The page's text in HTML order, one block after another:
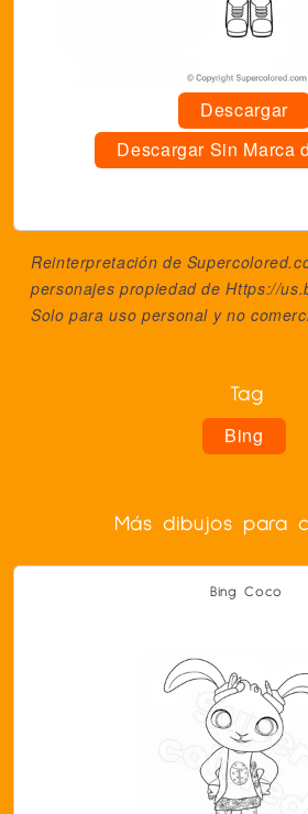
Descargar
Descargar Sin Marca
Reinterpretación de
personajes propiedad deHttps://
Solo para uso personal y no
Tag
Bing
Más dibujos para
Bing Coco